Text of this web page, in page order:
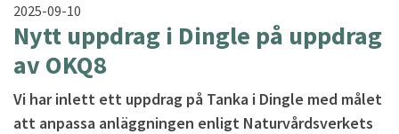
2025-09-10
Nytt uppdrag i Dingle på uppdrag
av OKQ8
Vi har inlett ett uppdrag på Tanka i Dingle med målet
att anpassa anläggningen enligt Naturvårdsverkets